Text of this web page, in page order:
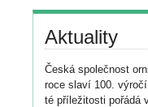
Aktuality
Česká společnost
roce slaví 100.
té příležitosti pořádá